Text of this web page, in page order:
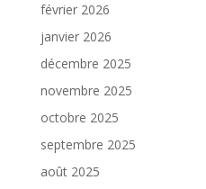
février 2026
janvier 2026
décembre 2025
novembre 2025
octobre 2025
septembre 2025
août 2025